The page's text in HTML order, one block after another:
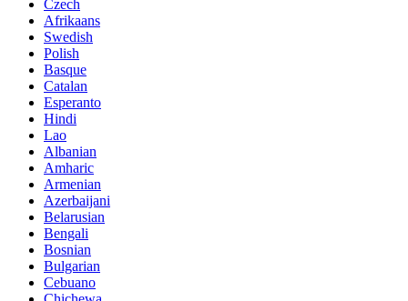
Czech
Afrikaans
Swedish
Polish
Basque
Catalan
Esperanto
Hindi
Lao
Albanian
Amharic
Armenian
Azerbaijani
Belarusian
Bengali
Bosnian
Bulgarian
Cebuano